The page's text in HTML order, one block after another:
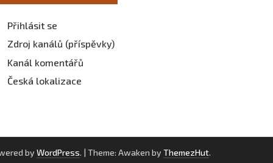
Přihlásit se
Zdroj kanálů (příspěvky)
Kanál komentářů
Česká lokalizace
by WordPress. | Theme: Awaken by ThemezHut.